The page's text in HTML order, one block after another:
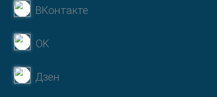
ВКонтакте
OK
Дзен